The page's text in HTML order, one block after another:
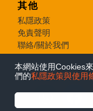
本網站使用Cookies
們的私隱政策與使用
其他
私隱政策
免責聲明
聯絡/關於我們
© 2026 e-zone.